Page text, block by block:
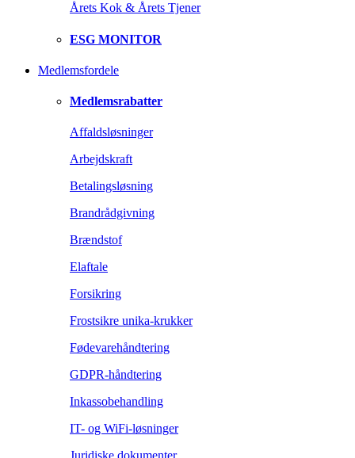
Årets Kok & Årets Tjener
ESG MONITOR
Medlemsfordele
Medlemsrabatter
Affaldsløsninger
Arbejdskraft
Betalingsløsning
Brandrådgivning
Brændstof
Elaftale
Forsikring
Frostsikre unika-krukker
Fødevarehåndtering
GDPR-håndtering
Inkassobehandling
IT- og WiFi-løsninger